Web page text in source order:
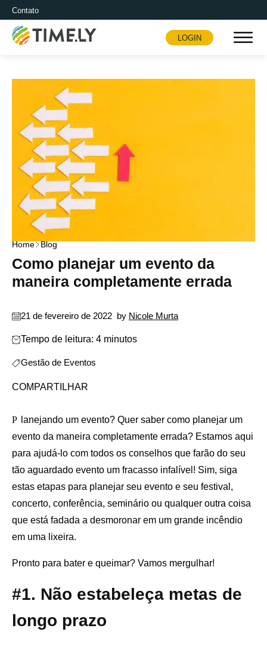
Contato
Timely
LOGIN
Home Blog
Como planejar um evento da
maneira completamente errada
21 de fevereiro de 2022 by Nicole Murta
Tempo de leitura: 4 minutos
Gestão de Eventos
COMPARTILHAR
Planejando um evento? Quer saber como planejar um
evento da maneira completamente errada? Estamos aqui
para ajudá-lo com todos os conselhos que farão do seu
tão aguardado evento um fracasso infalível! Sim, siga
estas etapas para planejar seu evento e seu festival,
concerto, conferência, seminário ou qualquer outra coisa
que está fadada a desmoronar em um grande incêndio
em uma lixeira.
Pronto para bater e queimar? Vamos mergulhar!
#1. Não estabeleça metas de
longo prazo